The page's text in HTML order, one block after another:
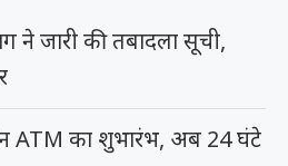
ने जारी की तबादला सूची,
ATM का शुभारंभ, अब 24 घंटे